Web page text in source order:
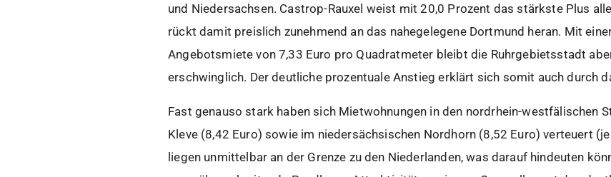
und Niedersachsen. Castrop-Rauxel weist mit 20,0 Prozent das stärkste Plus
rückt damit preislich zunehmend an das nahegelegene Dortmund heran. Mit
Angebotsmiete von 7,33 Euro pro Quadratmeter bleibt die Ruhrgebietsstadt
erschwinglich. Der deutliche prozentuale Anstieg erklärt sich somit auch durch
Fast genauso stark haben sich Mietwohnungen in den nordrhein-westfälischen
Kleve (8,42 Euro) sowie im niedersächsischen Nordhorn (8,52 Euro) verteuert
liegen unmittelbar an der Grenze zu den Niederlanden, was darauf hindeuten